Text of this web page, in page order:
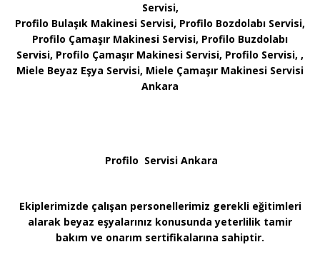
Servisi,
Profilo Bulaşık Makinesi Servisi, Profilo Bozdolabı Servisi,
Profilo Çamaşır Makinesi Servisi, Profilo Buzdolabı
Servisi, Profilo Çamaşır Makinesi Servisi, Profilo Servisi, ,
Miele Beyaz Eşya Servisi, Miele Çamaşır Makinesi Servisi
Ankara
Profilo Servisi Ankara
Ekiplerimizde çalışan personellerimiz gerekli eğitimleri
alarak beyaz eşyalarınız konusunda yeterlilik tamir
bakım ve onarım sertifikalarına sahiptir.